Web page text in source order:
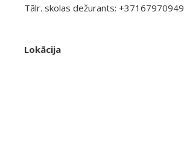
Tālr. skolas dežurants: +37167970949
Lokācija